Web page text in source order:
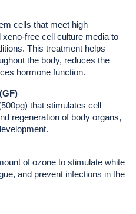
cells that meet high
free cell culture media to
This treatment helps
the body, reduces the
hormone function.
that stimulates cell
regeneration of body organs,
of ozone to stimulate white
and prevent infections in the